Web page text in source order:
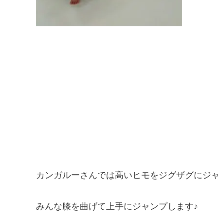
カンガルーさんでは高いヒモをジグザグにジ
みんな膝を曲げて上手にジャンプします♪